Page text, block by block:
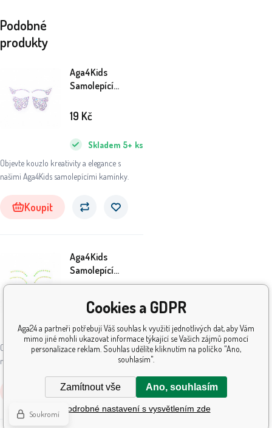
Podobné
produkty
Aga4Kids
Samolepící
Objevte kouzlo kreativity a elegance s
našimi Aga4Kids samolepícími kamínky.
Skladem 5+ ks
19 Kč
Koupit
Aga4Kids
Samolepící
kamínky DS8110-K
Objevte kouzlo kreativity a elegance s
našimi Aga4Kids samolepícími kamínky.
Skladem 5+ ks
Kč
Cookies a GDPR
Aga24 a partneři potřebují Váš souhlas k využití jednotlivých dat, aby Vám
mimo jiné mohli ukazovat informace týkající se Vašich zájmů pomocí
personalizace reklam. Souhlas udělíte kliknutím na políčko "Ano,
souhlasím".
Zamítnout vše Ano, souhlasím
Podrobné nastavení s vysvětlením zde
Soukromí